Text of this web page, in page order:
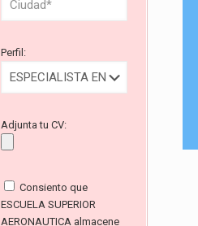
Perfil:
Adjunta tu CV:
Consiento que
ESCUELA SUPERIOR
AERONAUTICA almacene